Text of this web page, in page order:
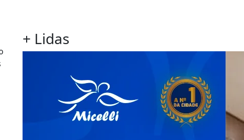
+ Lidas